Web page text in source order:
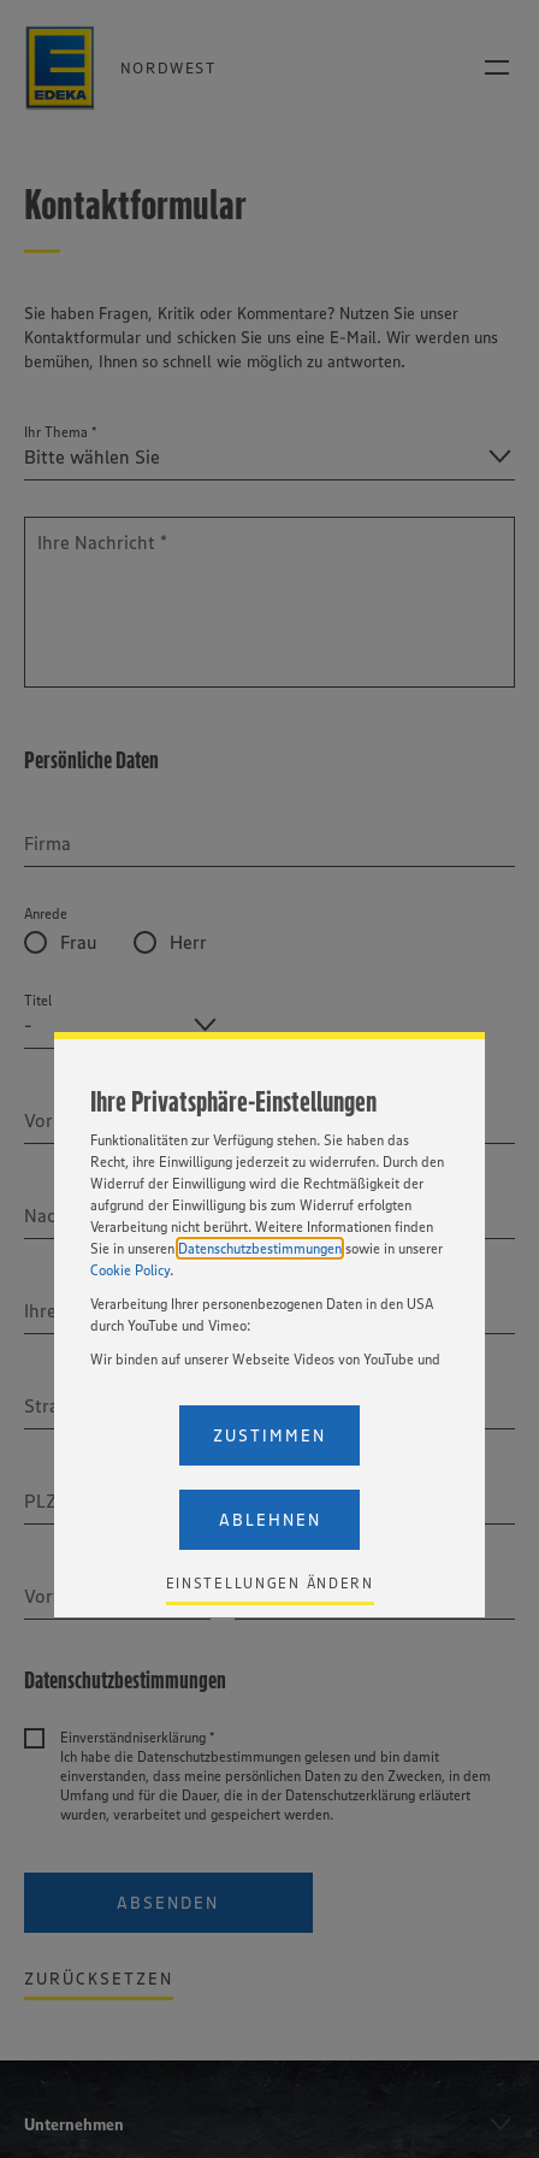
Ihre Privatsphäre-Einstellungen
ein bestmögliches Nutzungserlebnis unserer Website zu
Cookies und anderer Technologien ist freiwillig und kann
„EINSTELLUNGEN ÄNDERN”. Bitte beachten Sie, dass auf
Basis Ihrer Einstellungen ggf. nicht mehr alle
Funktionalitäten zur Verfügung stehen. Sie haben das
Recht, ihre Einwilligung jederzeit zu widerrufen. Durch den
Widerruf der Einwilligung wird die Rechtmäßigkeit der
aufgrund der Einwilligung bis zum Widerruf erfolgten
Verarbeitung nicht berührt. Weitere Informationen finden
Sie in unseren Datenschutzbestimmungen sowie in unserer
Cookie Policy.
Verarbeitung Ihrer personenbezogenen Daten in den USA
durch YouTube und Vimeo:
Wir binden auf unserer Webseite Videos von YouTube und
Einstellungen bezüglich YouTube und Vimeo zu ändern,
ein, dass Ihre Daten (IP-Adresse, Zeitstempel, ggf.
Nutzerverhalten auf unserer Webseite) an die Anbieter der
Dienste YouTube und Vimeo in den USA übermittelt und
dort verarbeitet werden. Der EuGH sieht die USA als Land
angemessenen Datenschutzniveau an. Es besteht das
Risiko eines Zugriffs durch US-amerikanische Behörden.
Zudem wissen wir nicht genau, wie die Anbieter der
genannten Dienste Ihre Daten verarbeiten. Weitere
Policy unter den Stichworten „YouTube” und „Vimeo”.
EINSTELLUNGEN ÄNDERN
ABLEHNEN
ZUSTIMMEN
NORDWEST
Kontaktformular
Sie haben Fragen, Kritik oder Kommentare? Nutzen Sie unser
Kontaktformular und schicken Sie uns eine E-Mail. Wir werden uns
bemühen, Ihnen so schnell wie möglich zu antworten.
Ihr Thema *
Persönliche Daten
Firma
Anrede
Frau Herr
Titel
Vorname *
Nachname *
Ihre E-Mail-Adresse *
Straße Nr.
PLZ
Vorwahl Telefonnummer
Datenschutzbestimmungen
Einverständniserklärung *
Ich habe die Datenschutzbestimmungen gelesen und bin damit
einverstanden, dass meine persönlichen Daten zu den Zwecken, in dem
Umfang und für die Dauer, die in der Datenschutzerklärung erläutert
wurden, verarbeitet und gespeichert werden.
ABSENDEN
ZURÜCKSETZEN
Unternehmen